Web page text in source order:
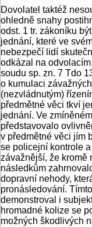
Dovolatel taktéž
ohledně snahy
odst. 1 tr. zákoníku
jednání, které ve
nebezpečí lidí
odkázal na
soudu sp. zn. 7 Tdo
o kumulaci
(nezvládnutým)
předmětné věci tkví
jednání. Ve
představovalo
v předmětné věci jím
se policejní kontrole
závažnější, že kromě
následkům
dopravní nehody,
pronásledování.
demonstroval i
hromadné kolize se
možných škodlivých